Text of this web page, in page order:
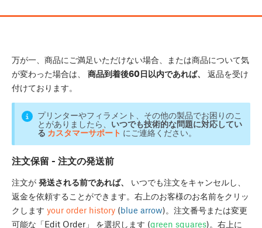
万が一、商品にご満足いただけない場合、または商品について気
が変わった場合は、 商品到着後60日以内であれば、
返品を受け
付けております。
プリンターやフィラメント、その他の製品でお困りのこ
とがありましたら、 いつでも技術的な問題に対応してい
る カスタマーサポート にご連絡ください。
注文保留 - 注文の発送前
注文が 発送される前であれば、
いつでも注文をキャンセルし、
返金を依頼することができます。右上のお客様のお名前をクリッ
クします your order history (blue arrow)。注文番号または変更
可能な「Edit Order」 を選択します (green squares)。右上に